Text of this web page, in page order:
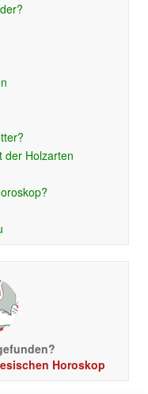
der Holzarten
Horoskop